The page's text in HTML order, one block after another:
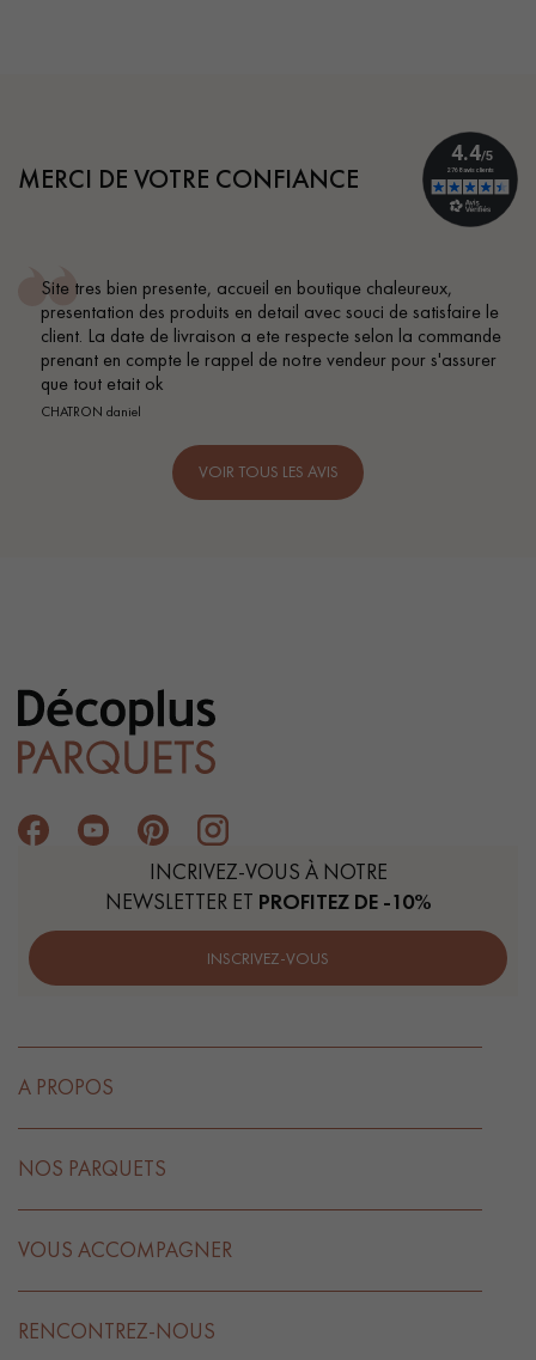
MERCI DE VOTRE CONFIANCE
Site tres bien presente, accueil en boutique chaleureux,
presentation des produits en detail avec souci de satisfaire le
client. La date de livraison a ete respecte selon la commande
prenant en compte le rappel de notre vendeur pour s'assurer
que tout etait ok
CHATRON daniel
VOIR TOUS LES AVIS
INCRIVEZ-VOUS À NOTRE
NEWSLETTER ET PROFITEZ DE -10%
INSCRIVEZ-VOUS
A PROPOS
NOS PARQUETS
VOUS ACCOMPAGNER
RENCONTREZ-NOUS